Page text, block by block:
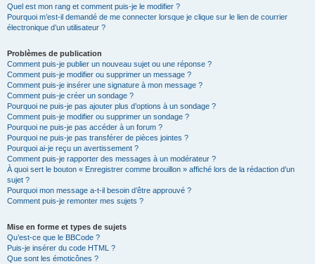
Quel est mon rang et comment puis-je le modifier ?
Pourquoi m’est-il demandé de me connecter lorsque je clique sur le lien de courrier
électronique d’un utilisateur ?
Problèmes de publication
Comment puis-je publier un nouveau sujet ou une réponse ?
Comment puis-je modifier ou supprimer un message ?
Comment puis-je insérer une signature à mon message ?
Comment puis-je créer un sondage ?
Pourquoi ne puis-je pas ajouter plus d’options à un sondage ?
Comment puis-je modifier ou supprimer un sondage ?
Pourquoi ne puis-je pas accéder à un forum ?
Pourquoi ne puis-je pas transférer de pièces jointes ?
Pourquoi ai-je reçu un avertissement ?
Comment puis-je rapporter des messages à un modérateur ?
À quoi sert le bouton « Enregistrer comme brouillon » affiché lors de la rédaction d’un
sujet ?
Pourquoi mon message a-t-il besoin d’être approuvé ?
Comment puis-je remonter mes sujets ?
Mise en forme et types de sujets
Qu’est-ce que le BBCode ?
Puis-je insérer du code HTML ?
Que sont les émoticônes ?